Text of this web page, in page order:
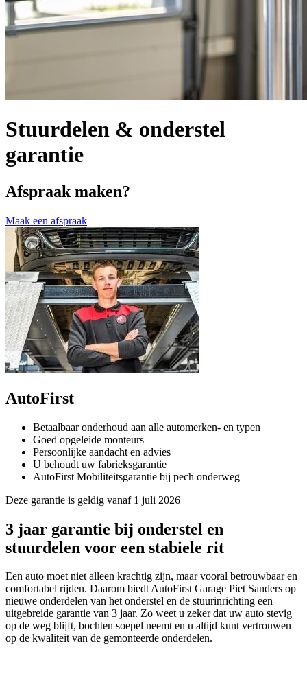
Stuurdelen & onderstel
garantie
Afspraak maken?
Maak een afspraak
AutoFirst
Betaalbaar onderhoud aan alle automerken- en typen
Goed opgeleide monteurs
Persoonlijke aandacht en advies
U behoudt uw fabrieksgarantie
AutoFirst Mobiliteitsgarantie bij pech onderweg
Deze garantie is geldig vanaf 1 juli 2026
3 jaar garantie bij onderstel en
stuurdelen voor een stabiele rit
Een auto moet niet alleen krachtig zijn, maar vooral betrouwbaar en
comfortabel rijden. Daarom biedt AutoFirst Garage Piet Sanders op
nieuwe onderdelen van het onderstel en de stuurinrichting een
uitgebreide garantie van 3 jaar. Zo weet u zeker dat uw auto stevig
op de weg blijft, bochten soepel neemt en u altijd kunt vertrouwen
op de kwaliteit van de gemonteerde onderdelen.